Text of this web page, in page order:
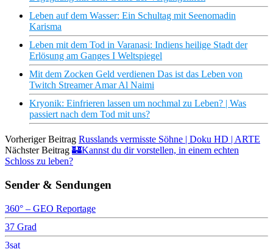
Leben auf dem Wasser: Ein Schultag mit Seenomadin
Karisma
Leben mit dem Tod in Varanasi: Indiens heilige Stadt der
Erlösung am Ganges I Weltspiegel
Mit dem Zocken Geld verdienen Das ist das Leben von
Twitch Streamer Amar Al Naimi
Kryonik: Einfrieren lassen um nochmal zu Leben? | Was
passiert nach dem Tod mit uns?
Vorheriger Beitrag Russlands vermisste Söhne | Doku HD | ARTE
Nächster Beitrag 🏰Kannst du dir vorstellen, in einem echten
Schloss zu leben?
Sender & Sendungen
360° – GEO Reportage
37 Grad
3sat